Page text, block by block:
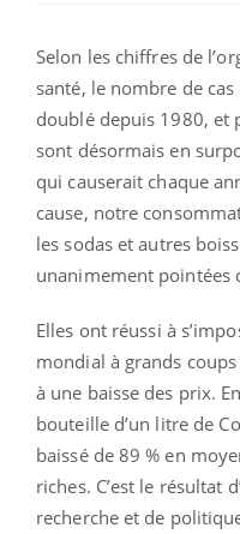
Selon les chiffres de
santé, le nombre de
doublé depuis 1980, et
sont désormais en
qui causerait chaque
cause, notre
les sodas et autres
unanimement pointées
Elles ont réussi à
mondial à grands
à une baisse des prix.
bouteille d’un litre de
baissé de 89 % en
riches. C’est le résultat
recherche et de